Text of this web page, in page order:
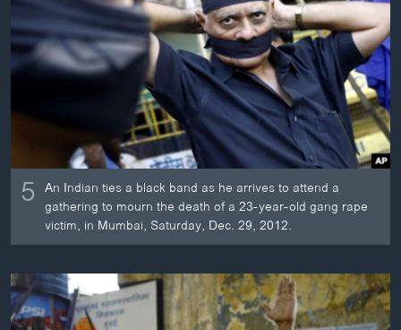
ທຸລະກິດ
ພາສາອັງກິດ
ສຽງ
ລາຍການກະຈາຍສຽງ
ລາຍງານ
ຕິດຕາມພວກເຮົາ ທີ່
5 An Indian ties a black band as he arrives to attend a
gathering to mourn the death of a 23-year-old gang rape
victim, in Mumbai, Saturday, Dec. 29, 2012.